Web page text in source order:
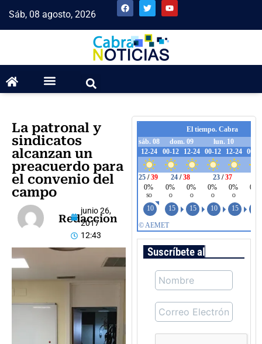
Sáb, 08 agosto, 2026
La patronal y
sindicatos
alcanzan un
preacuerdo para
el convenio del
campo
Redaccion
junio 26,
2017
12:43
Suscríbete al boletín